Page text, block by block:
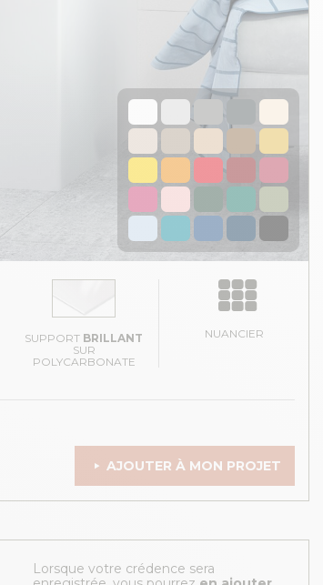
SUPPORT BRILLANT
SUR
POLYCARBONATE
NUANCIER
AJOUTER À MON PROJET
Lorsque votre crédence sera